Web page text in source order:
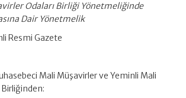
Odaları Birliği Yönetmeliğinde
Dair Yönetmelik
Resmi Gazete
Mali Müşavirler ve Yeminli Mali
Birliğinden: